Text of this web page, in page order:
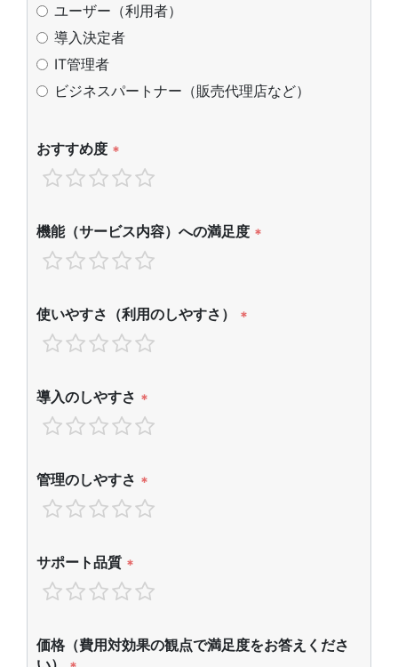
ユーザー（利用者）
導入決定者
IT管理者
ビジネスパートナー（販売代理店など）
おすすめ度 *
機能（サービス内容）への満足度 *
使いやすさ（利用のしやすさ） *
導入のしやすさ *
管理のしやすさ *
サポート品質 *
価格（費用対効果の観点で満足度をお答えくださ